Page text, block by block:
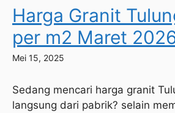
Harga Granit
per m2 Maret
Mei 15, 2025
Sedang mencari harga granit
langsung dari pabrik? selain